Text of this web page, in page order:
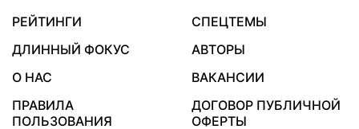
РЕЙТИНГИ
СПЕЦТЕМЫ
ДЛИННЫЙ ФОКУС
АВТОРЫ
О НАС
ВАКАНСИИ
ПРАВИЛА
ПОЛЬЗОВАНИЯ
ДОГОВОР ПУБЛИЧНОЙ
ОФЕРТЫ